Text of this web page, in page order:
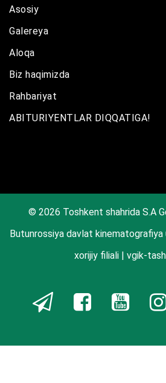
Asosiy
Galereya
Aloqa
Biz haqimizda
Rahbariyat
ABITURIYENTLAR DIQQATIGA!
© 2026 Toshkent shahrida S.A
Butunrossiya davlat
xorijiy filiali | vgik-